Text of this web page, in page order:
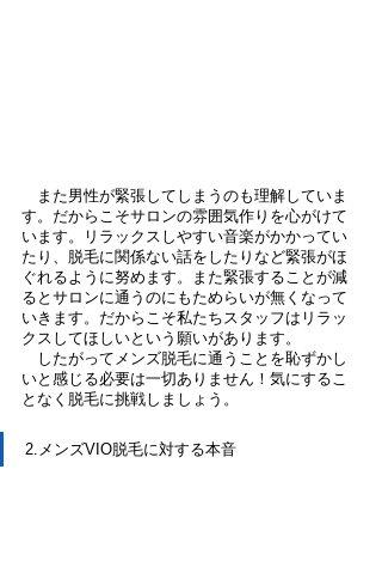
また男性が緊張してしまうのも理解していま
す。だからこそサロンの雰囲気作りを心がけて
います。リラックスしやすい音楽がかかってい
たり、脱毛に関係ない話をしたりなど緊張がほ
ぐれるように努めます。また緊張することが減
るとサロンに通うのにもためらいが無くなって
いきます。だからこそ私たちスタッフはリラッ
クスしてほしいという願いがあります。
したがってメンズ脱毛に通うことを恥ずかし
いと感じる必要は一切ありません！気にするこ
となく脱毛に挑戦しましょう。
2.メンズVIO脱毛に対する本音